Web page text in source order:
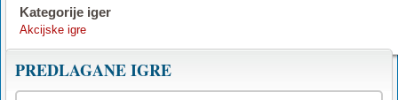
Kategorije iger
Akcijske igre
PREDLAGANE IGRE